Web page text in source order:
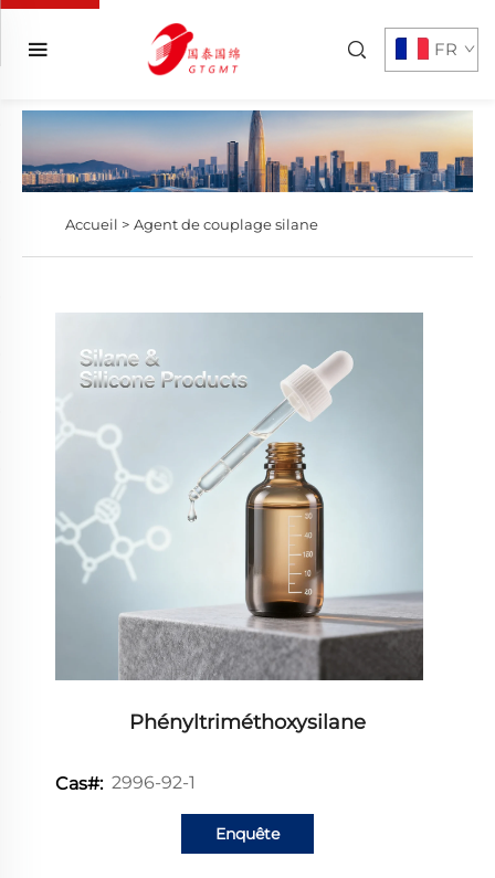
FR
Accueil > Agent de couplage silane
Phényltriméthoxysilane
Cas#: 2996-92-1
Enquête